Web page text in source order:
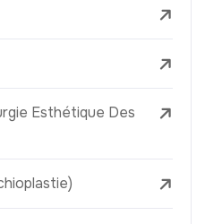
Esthétique Des